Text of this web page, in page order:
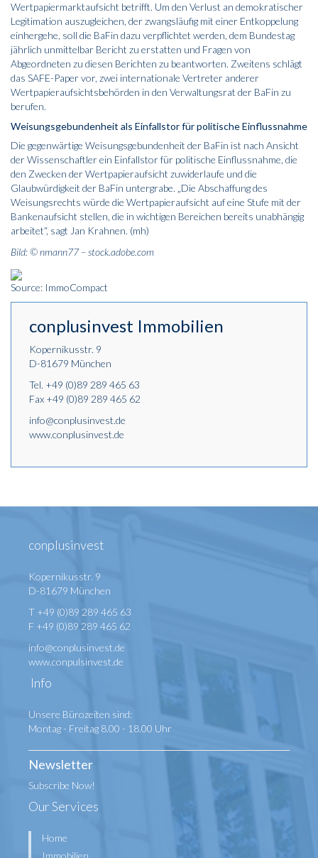
Wertpapiermarktaufsicht betrifft. Um den Verlust an demokratischer
Legitimation auszugleichen, der zwangsläufig mit einer Entkoppelung
einhergehe, soll die BaFin dazu verpflichtet werden, dem Bundestag
jährlich unmittelbar Bericht zu erstatten und Fragen von
Abgeordneten zu diesen Berichten zu beantworten. Zweitens schlägt
das SAFE-Paper vor, zwei internationale Vertreter anderer
Wertpapieraufsichtsbehörden in den Verwaltungsrat der BaFin zu
berufen.
Weisungsgebundenheit als Einfallstor für politische Einflussnahme
Die gegenwärtige Weisungsgebundenheit der BaFin ist nach Ansicht
der Wissenschaftler ein Einfallstor für politische Einflussnahme, die
den Zwecken der Wertpapieraufsicht zuwiderlaufe und die
Glaubwürdigkeit der BaFin untergrabe. „Die Abschaffung des
Weisungsrechts würde die Wertpapieraufsicht auf eine Stufe mit der
Bankenaufsicht stellen, die in wichtigen Bereichen bereits unabhängig
arbeitet“, sagt Jan Krahnen. (mh)
Bild: © nmann77 – stock.adobe.com
Source: ImmoCompact
conplusinvest Immobilien
Kopernikusstr. 9
D-81679 München
Tel. +49 (0)89 289 465 63
Fax +49 (0)89 289 465 62
info@conplusinvest.de
www.conplusinvest.de
conplusinvest
Kopernikusstr. 9
D-81679 München
T +49 (0)89 289 465 63
F +49 (0)89 289 465 62
info@conplusinvest.de
www.conpulsinvest.de
Info
Unsere Bürozeiten sind:
Montag - Freitag 8.00 - 18.00 Uhr
Newsletter
Subscribe Now!
Our Services
Home
Immobilien